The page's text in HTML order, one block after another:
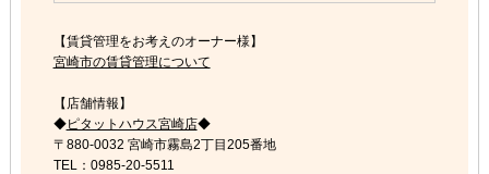
【賃貸管理をお考えのオーナー様】
宮崎市の賃貸管理について
【店舗情報】
◆ピタットハウス宮崎店◆
〒880-0032 宮崎市霧島2丁目205番地
TEL：0985-20-5511